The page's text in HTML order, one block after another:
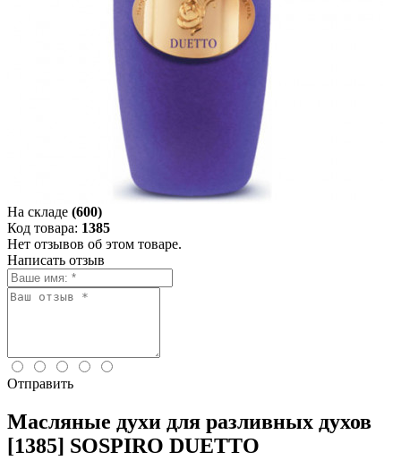
На складе (600)
Код товара: 1385
Нет отзывов об этом товаре.
Написать отзыв
Отправить
Масляные духи для разливных духов
[1385] SOSPIRO DUETTO